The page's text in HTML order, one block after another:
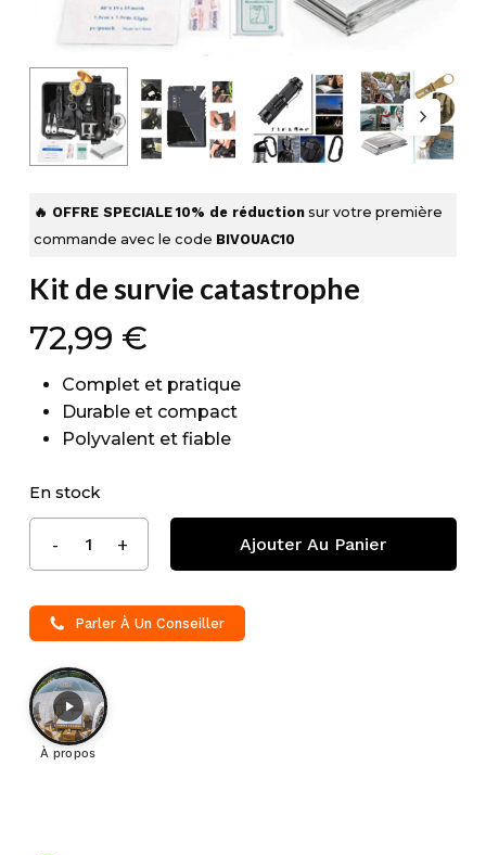
🔥 OFFRE SPECIALE 10% de réduction sur votre première
commande avec le code BIVOUAC10
Kit de survie catastrophe
72,99 €
Complet et pratique
Durable et compact
Polyvalent et fiable
En stock
Ajouter Au Panier
Parler À Un Conseiller
À propos